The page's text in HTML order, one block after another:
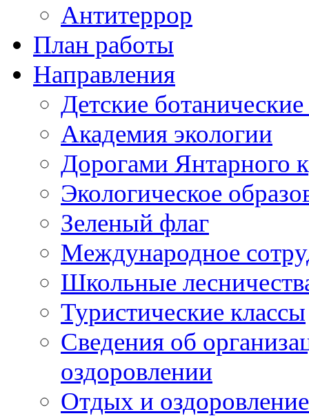
Антитеррор
План работы
Направления
Детские
Академия экологии
Дорогами Янтарного
Экологическое
Зеленый флаг
Международное
Школьные
Туристические классы
Сведения об
оздоровлении
Отдых и